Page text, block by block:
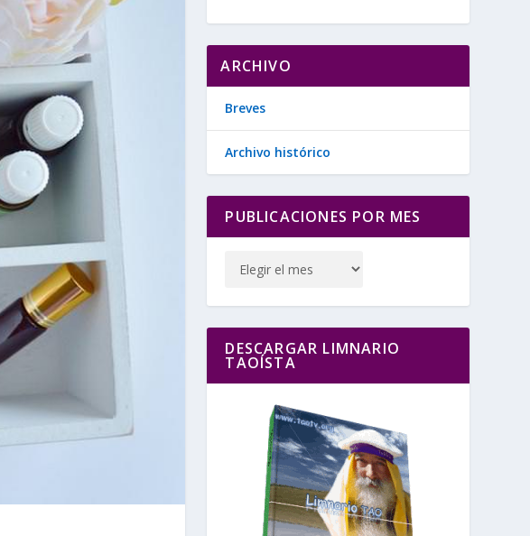
ARCHIVO
Breves
Archivo histórico
PUBLICACIONES POR MES
DESCARGAR LIMNARIO
TAOÍSTA